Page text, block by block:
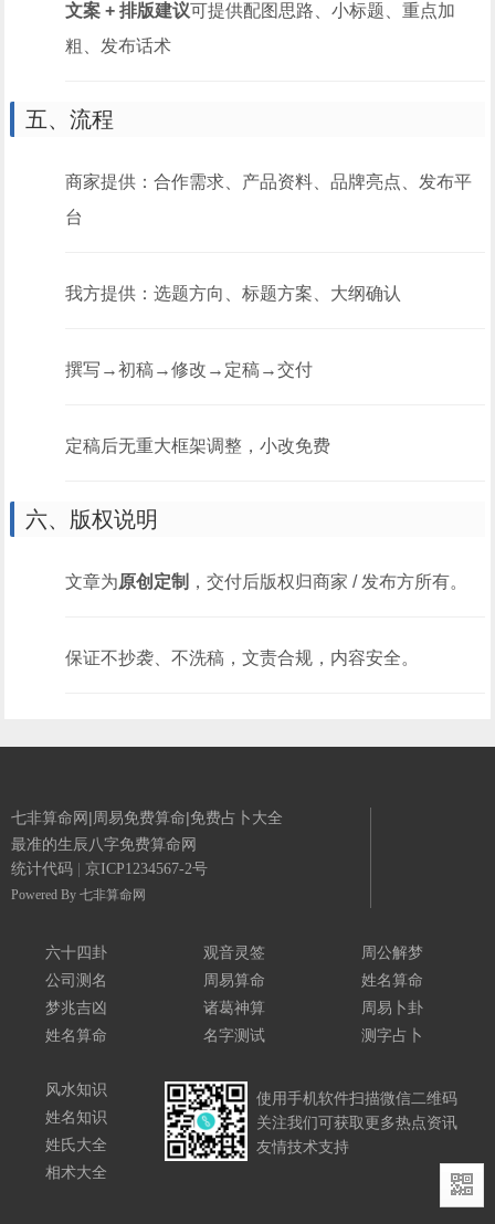
文案 + 排版建议可提供配图思路、小标题、重点加
粗、发布话术
五、流程
商家提供：合作需求、产品资料、品牌亮点、发布平
台
我方提供：选题方向、标题方案、大纲确认
撰写→初稿→修改→定稿→交付
定稿后无重大框架调整，小改免费
六、版权说明
文章为原创定制 ，交付后版权归商家 / 发布方所有。
保证不抄袭、不洗稿，文责合规，内容安全。
七非算命网|周易免费算命|免费占卜大全
最准的生辰八字免费算命网
统计代码 京ICP1234567-2号
Powered By 七非算命网
六十四卦
公司测名
梦兆吉凶
姓名算命
观音灵签
周易算命
诸葛神算
名字测试
周公解梦
姓名算命
周易卜卦
测字占卜
风水知识
姓名知识
姓氏大全
相术大全
使用手机软件扫描微信二维码
关注我们可获取更多热点资讯
友情技术支持